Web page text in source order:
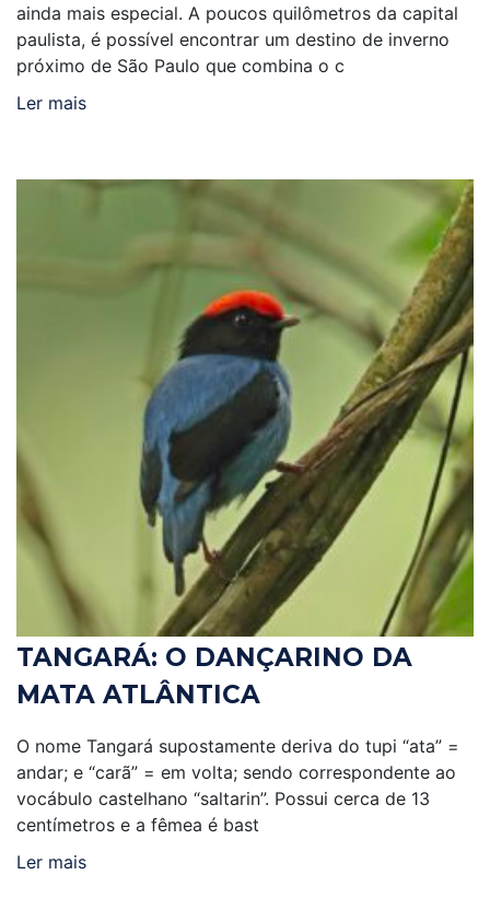
ainda mais especial. A poucos quilômetros da capital
paulista, é possível encontrar um destino de inverno
próximo de São Paulo que combina o c
Ler mais
TANGARÁ: O DANÇARINO DA
MATA ATLÂNTICA
O nome Tangará supostamente deriva do tupi “ata” =
andar; e “carã” = em volta; sendo correspondente ao
vocábulo castelhano “saltarin”. Possui cerca de 13
centímetros e a fêmea é bast
Ler mais